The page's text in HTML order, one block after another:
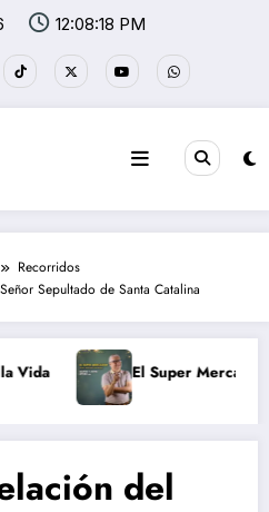
12:08:18 PM
Recorridos
Sepultado de Santa Catalina
El Super Mercadón
del